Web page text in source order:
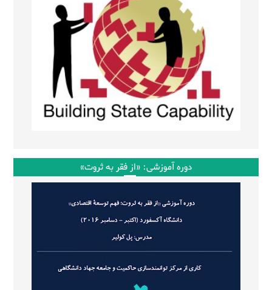
دوره آموزشی: «از فقر به ثروت»